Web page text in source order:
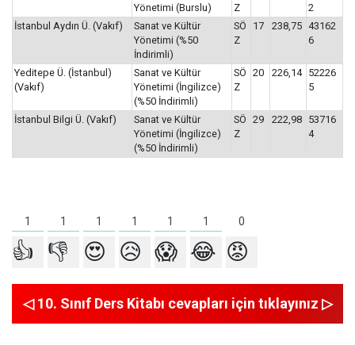
Yönetimi (Burslu)
Z
2
İstanbul Aydın Ü. (Vakıf)
Sanat ve Kültür
Yönetimi (%50
İndirimli)
SÖ
Z
17 238,75 43162
6
Yeditepe Ü. (İstanbul)
(Vakıf)
Sanat ve Kültür
Yönetimi (İngilizce)
(%50 İndirimli)
SÖ
Z
20 226,14 52226
5
İstanbul Bilgi Ü. (Vakıf)
Sanat ve Kültür
Yönetimi (İngilizce)
(%50 İndirimli)
SÖ
Z
29 222,98 53716
4
1 1 1 1 1 1 0
👍 👎 😍 😥 😱 😂 😡
◁ 10. Sınıf Ders Kitabı cevapları için tıklayınız ▷